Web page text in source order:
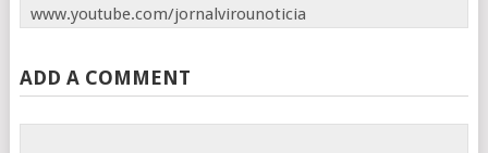
www.youtube.com/jornalvirounoticia
ADD A COMMENT